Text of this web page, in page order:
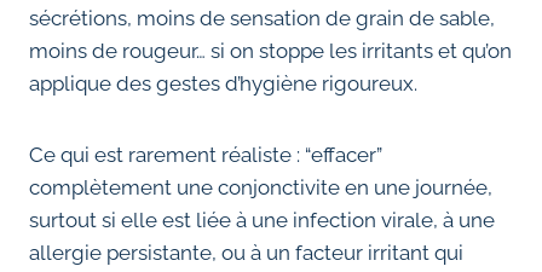
sécrétions, moins de sensation de grain de sable,
moins de rougeur… si on stoppe les irritants et qu’on
applique des gestes d’hygiène rigoureux.
Ce qui est rarement réaliste : “effacer”
complètement une conjonctivite en une journée,
surtout si elle est liée à une infection virale, à une
allergie persistante, ou à un facteur irritant qui